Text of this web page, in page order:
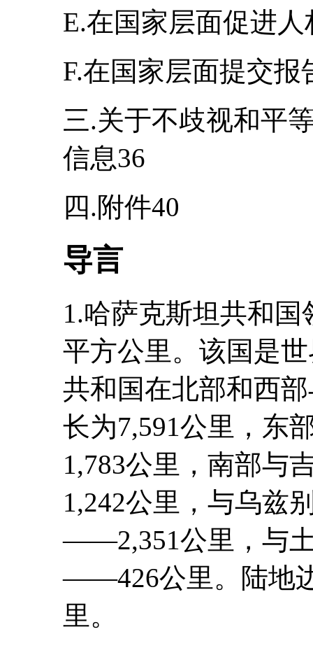
E.在国家层面促进人
F.在国家层面提交报
三.关于不歧视和平
信息36
四.附件40
导言
1.哈萨克斯坦共和
平方公里。该国是
共和国在北部和西
长为7,591公里，东
1,783公里，南部与
1,242公里，与乌兹
――2,351公里，与
――426公里。陆地
里。